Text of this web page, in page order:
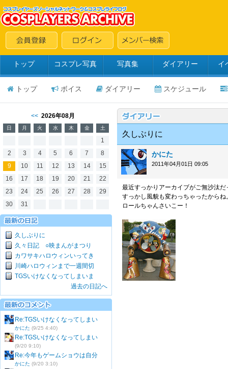
トップ コスプレ写真 写真集 ダイアリー イ
トップ ボイス ダイアリー スケジュール
<< 2026年08月
日 月 火 水 木 金 土
1
2
3 4 5 6 7
8
9
10 11 12 13 14
15
16
17 18 19 20 21
22
23
24 25 26 27 28
29
30
31
久しぶりに
久々日記 ○映まんがまつり
カワサキハロウィンいってき
川崎ハロウィンまで一週間切
TGSいけなくなってしまいま
過去の日記へ
Re:TGSいけなくなってしまい
かにた (9/25 4:40)
Re:TGSいけなくなってしまい
(9/20 9:10)
Re:今年もゲームショウは自分
かにた (9/20 3:10)
久しぶりに
かにた
2011年04月01日 09:05
最近すっかりアーカイブがご無沙汰
すっかし風貌も変わっちゃったからね
ロールちゃんさいこー！